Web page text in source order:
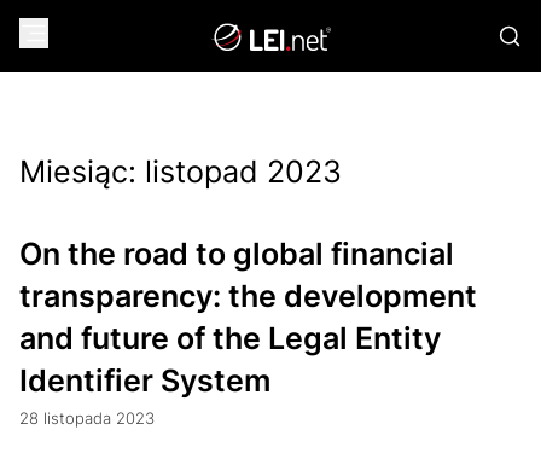
Miesiąc: listopad 2023
On the road to global financial
transparency: the development
and future of the Legal Entity
Identifier System
28 listopada 2023